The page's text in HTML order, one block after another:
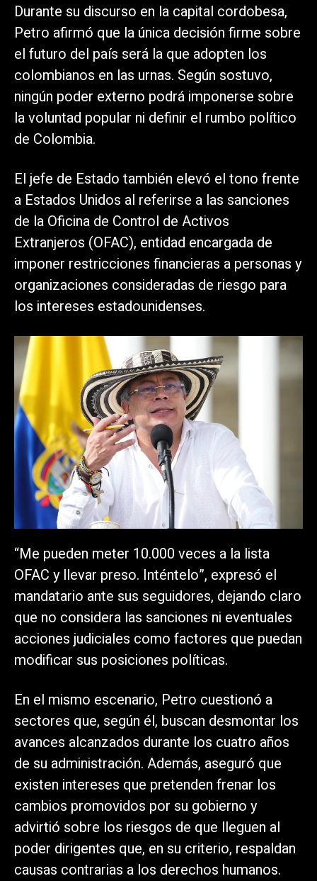
Durante su discurso en la capital cordobesa,
Petro afirmó que la única decisión firme sobre
el futuro del país será la que adopten los
colombianos en las urnas. Según sostuvo,
ningún poder externo podrá imponerse sobre
la voluntad popular ni definir el rumbo político
de Colombia.
El jefe de Estado también elevó el tono frente
a Estados Unidos al referirse a las sanciones
de la Oficina de Control de Activos
Extranjeros (OFAC), entidad encargada de
imponer restricciones financieras a personas y
organizaciones consideradas de riesgo para
los intereses estadounidenses.
“Me pueden meter 10.000 veces a la lista
OFAC y llevar preso. Inténtelo”, expresó el
mandatario ante sus seguidores, dejando claro
que no considera las sanciones ni eventuales
acciones judiciales como factores que puedan
modificar sus posiciones políticas.
En el mismo escenario, Petro cuestionó a
sectores que, según él, buscan desmontar los
avances alcanzados durante los cuatro años
de su administración. Además, aseguró que
existen intereses que pretenden frenar los
cambios promovidos por su gobierno y
advirtió sobre los riesgos de que lleguen al
poder dirigentes que, en su criterio, respaldan
causas contrarias a los derechos humanos.